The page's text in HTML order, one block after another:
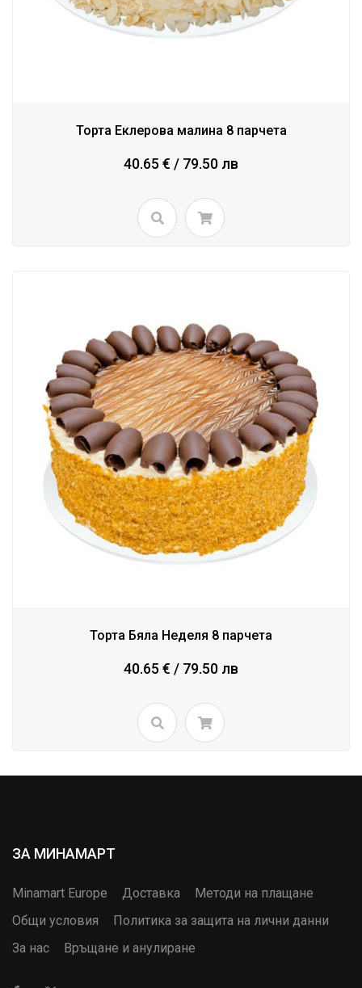
Торта Еклерова малина 8 парчета
40.65 € / 79.50 лв
Торта Бяла Неделя 8 парчета
40.65 € / 79.50 лв
ЗА МИНАМАРТ
Minamart Europe Доставка
Методи на плащане
Общи условия
Политика за защита на лични данни
За нас
Връщане и анулиране